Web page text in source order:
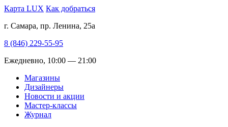
Карта LUX Как добраться
г. Самара, пр. Ленина, 25а
8 (846) 229-55-95
Ежедневно, 10:00 — 21:00
Магазины
Дизайнеры
Новости и акции
Мастер-классы
Журнал